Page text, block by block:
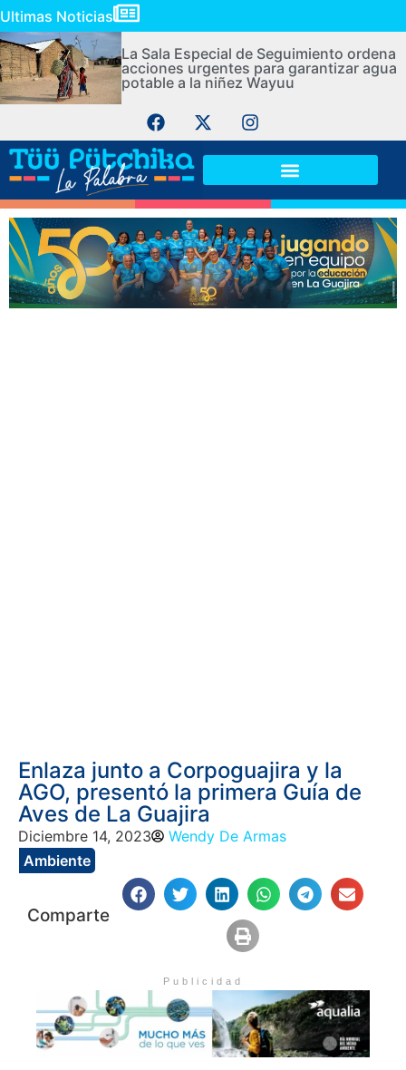
Ultimas Noticias
La Sala Especial de Seguimiento ordena
acciones urgentes para garantizar agua
potable a la niñez Wayuu
Enlaza junto a Corpoguajira y la
AGO, presentó la primera Guía de
Aves de La Guajira
Diciembre 14, 2023
Wendy De Armas
Ambiente
Comparte
Publicidad